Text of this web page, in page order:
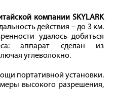
компании SKYLARK
действия – до 3 км.
удалось добиться
аппарат сделан из
углеволокно.
портативной установки.
высокого разрешения,